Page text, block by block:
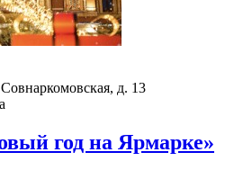
д. 13
год на Ярмарке»